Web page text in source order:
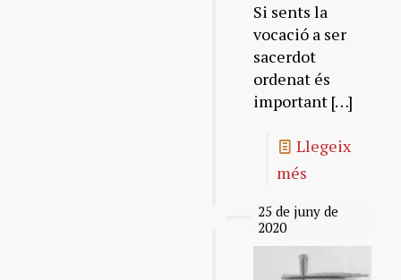
Si sents la
vocació a ser
sacerdot
ordenat és
important […]
Llegeix
més
25 de juny de
2020